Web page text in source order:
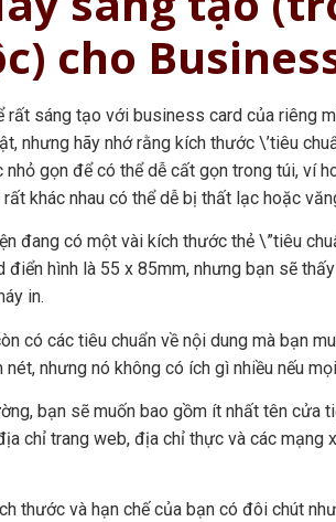
cho
rất sáng tạo với business card của riêng
nhưng hãy nhớ rằng kích thước \’tiêu
nhỏ gọn để có thể dễ cất gọn trong túi, ví
khác nhau có thể dễ bị thất lạc hoặc
đang có một vài kích thước thẻ \”tiêu
điển hình là 55 x 85mm, nhưng bạn sẽ
in.
có các tiêu chuẩn về nội dung mà bạn
nét, nhưng nó không có ích gì nhiều nếu
bạn sẽ muốn bao gồm ít nhất tên cửa
chỉ trang web, địa chỉ thực và các mạng
thước và hạn chế của bạn có đôi chút